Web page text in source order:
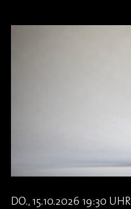
DO., 15.10.2026 19:30 UHR